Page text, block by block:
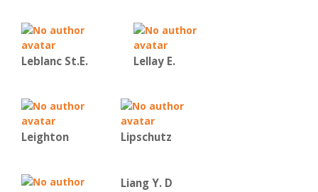
Leblanc St.E. Lellay E.
Leighton Lipschutz
Liang Y. D